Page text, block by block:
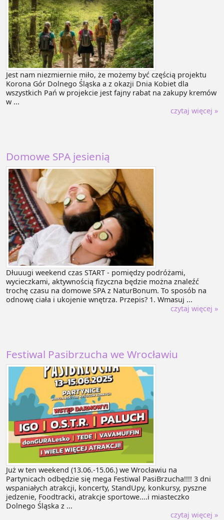
Jest nam niezmiernie miło, że możemy być częścią projektu
Korona Gór Dolnego Śląska a z okazji Dnia Kobiet dla
wszystkich Pań w projekcie jest fajny rabat na zakupy kremów
w ...
czytaj więcej »
Domowe SPA jesienią
Dłuuugi weekend czas START - pomiędzy podróżami,
wycieczkami, aktywnością fizyczna będzie można znaleźć
trochę czasu na domowe SPA z NaturBonum. To sposób na
odnowę ciała i ukojenie wnętrza. Przepis? 1. Wmasuj ...
czytaj więcej »
Festiwal Pasibrzucha we Wrocławiu
Już w ten weekend (13.06.-15.06.) we Wrocławiu na
Partynicach odbędzie się mega Festiwal PasiBrzucha!!!! 3 dni
wspaniałych atrakcji, koncerty, StandUpy, konkursy, pyszne
jedzenie, Foodtracki, atrakcje sportowe....i miasteczko
Dolnego Śląska z ...
czytaj więcej »